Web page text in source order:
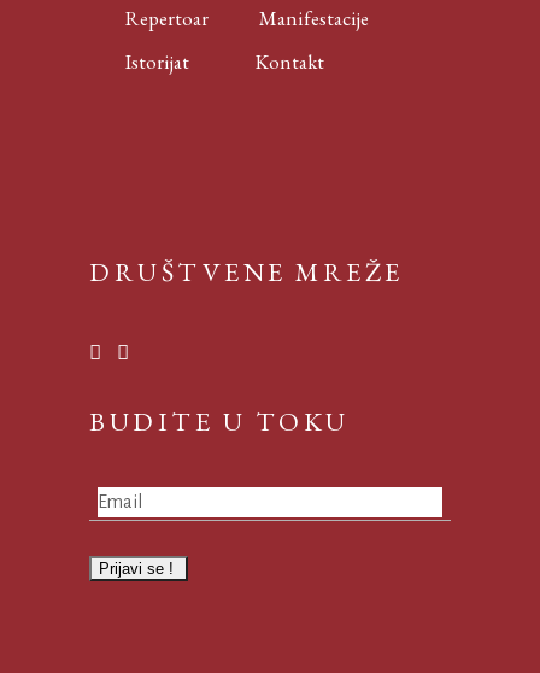
Repertoar
Manifestacije
Istorijat
Kontakt
DRUŠTVENE MREŽE
BUDITE U TOKU